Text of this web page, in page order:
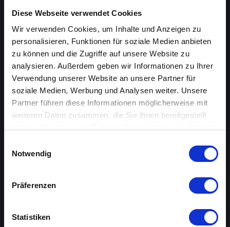
Diese Webseite verwendet Cookies
Wir verwenden Cookies, um Inhalte und Anzeigen zu
personalisieren, Funktionen für soziale Medien anbieten
zu können und die Zugriffe auf unsere Website zu
analysieren. Außerdem geben wir Informationen zu Ihrer
Verwendung unserer Website an unsere Partner für
soziale Medien, Werbung und Analysen weiter. Unsere
Partner führen diese Informationen möglicherweise mit
weiteren Daten zusammen, die Sie ihnen bereitgestellt
Notwendig
Präferenzen
Statistiken
ÜBERSICHT
AACHEN
BERLIN
BIELEFELD
DORTMUND
DRESDEN